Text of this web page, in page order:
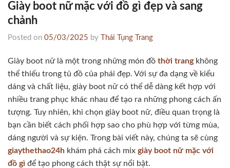
Giày boot nữ mặc với đồ gì​ đẹp và sang
chảnh
Posted on 05/03/2025 by Thái Tụng Trang
Giày boot nữ là một trong những món đồ thời trangkhông
thể thiếu trong tủ đồ của phái đẹp. Với sự đa dạng về kiểu
dáng và chất liệu, giày boot nữ có thể dễ dàng kết hợp với
nhiều trang phục khác nhau để tạo ra những phong cách ấn
tượng. Tuy nhiên, khi chọn giày boot nữ, điều quan trọng là
bạn cần biết cách phối hợp sao cho phù hợp với từng mùa,
dáng người và sự kiện. Trong bài viết này, chúng ta sẽ cùng
giaythethao24h khám phá cách mix giày boot nữ mặc với
đồ gì​ để tạo phong cách thật sự nổi bật.